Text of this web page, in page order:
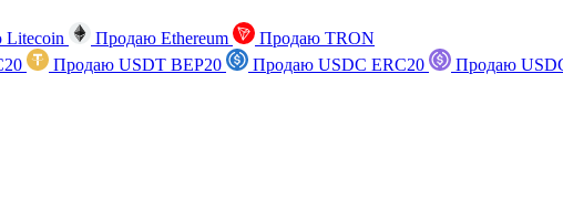
Продаю Ethereum
Продаю TRON
Продаю USDT BEP20 Продаю USDC ERC20
Продаю